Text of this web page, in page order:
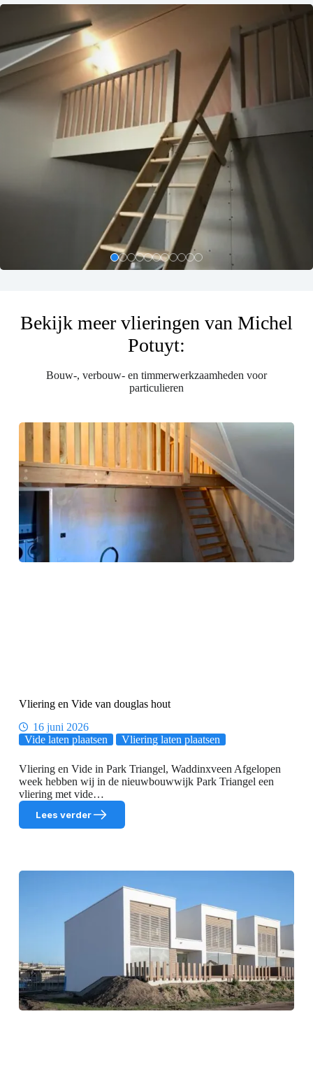
Bekijk meer vlieringen van Michel
Potuyt:
Bouw-, verbouw- en timmerwerkzaamheden voor
particulieren
Vliering en Vide van douglas hout
16 juni 2026
Vide laten plaatsen
Vliering laten plaatsen
Vliering en Vide in Park Triangel, Waddinxveen Afgelopen
week hebben wij in de nieuwbouwwijk Park Triangel een
vliering met vide…
Lees verder
Vliering